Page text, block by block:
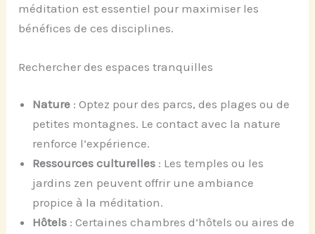
méditation est essentiel pour maximiser les
bénéfices de ces disciplines.
Rechercher des espaces tranquilles
Nature : Optez pour des parcs, des plages ou de
petites montagnes. Le contact avec la nature
renforce l’expérience.
Ressources culturelles : Les temples ou les
jardins zen peuvent offrir une ambiance
propice à la méditation.
Hôtels : Certaines chambres d’hôtels ou aires de